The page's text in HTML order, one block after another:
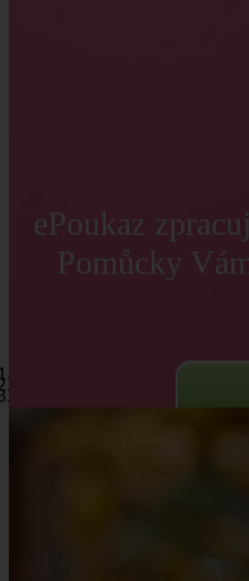
ePoukaz
Pomůcky